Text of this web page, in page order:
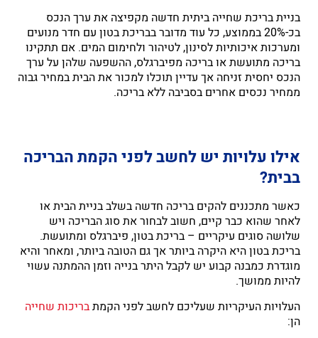
בניית בריכת שחייה ביתית חדשה מקפיצה את ערך הנכס
בכ-20% בממוצע, כל עוד מדובר בבריכת בטון עם חדר מנועים
ומערכות איכותיות לסינון, לטיהור ולחימום המים. אם תתקינו
בריכה מתועשת או בריכה מפיברגלס, ההשפעה שלהן על ערך
הנכס יחסית זניחה אך עדיין תוכלו למכור את הבית במחיר גבוה
ממחיר נכסים אחרים בסביבה ללא בריכה.
אילו עלויות יש לחשב לפני הקמת הבריכה
בבית?
כאשר מתכננים להקים בריכה חדשה בשלב בניית הבית או
לאחר שהוא כבר קיים, חשוב לבחור את סוג הבריכה ויש
שלושה סוגים עיקריים – בריכת בטון, פיברגלס ומתועשת.
בריכת בטון היא היקרה ביותר אך גם הטובה ביותר, ומאחר והיא
מוגדרת כמבנה קבוע יש לקבל היתר בנייה וזמן ההמתנה עשוי
להיות ממושך.
העלויות העיקריות שעליכם לחשב לפני הקמתבריכות שחייה
הן: